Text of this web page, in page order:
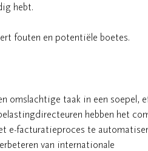
hebt.
fouten en potentiële boetes.
omslachtige taak in een soepel,
hebben het
e-facturatieproces te
van internationale